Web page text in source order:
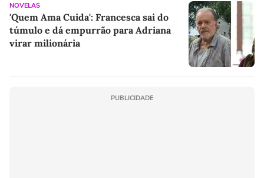
NOVELAS
'Quem Ama Cuida': Francesca sai do
túmulo e dá empurrão para Adriana
virar milionária
PUBLICIDADE